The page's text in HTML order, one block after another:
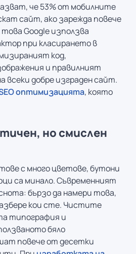
че 53% от мобилните
сайт, ако зарежда повече
Google използва
при класирането в
код,
и правилният
всеки добре изграден сайт.
оптимизацията, която
но смислен
с много цветове, бутони
са минало. Съвременният
бързо да намери това,
кои сте. Чистите
типография и
бяло
повече от десетки